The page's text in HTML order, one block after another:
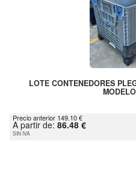
LOTE CONTENEDORES
Precio anterior 149.10 €
A partir de: 86.48 €
SIN IVA